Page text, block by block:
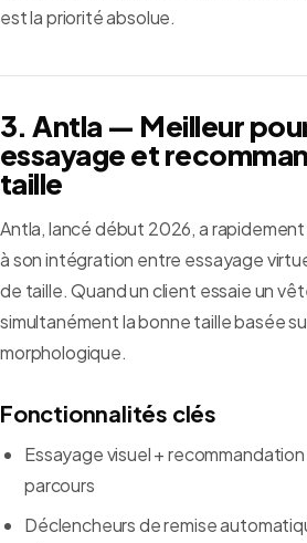
est la priorité absolue.
3. Antla — Meilleur
essayage et
taille
Antla, lancé début 2026, a
à son intégration entre essayage
de taille. Quand un client essaie un
simultanément la bonne taille basée
morphologique.
Fonctionnalités clés
Essayage visuel +
parcours
Déclencheurs de remise